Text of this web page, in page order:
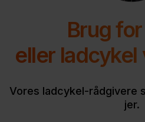
Brug
eller ladcykel
Vores ladcykel-rådgivere
jer.